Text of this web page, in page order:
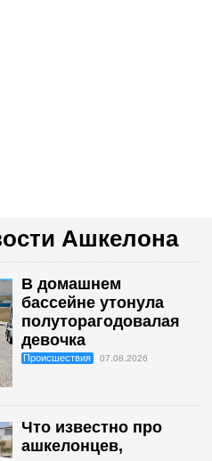
Ашкелона
В домашнем
бассейне утонула
полуторагодовалая
девочка
Происшествия 07.08.2026
Что известно про
ашкелонцев,